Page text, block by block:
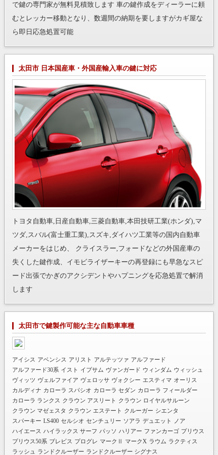
で鍵の専門家が無料見積致します 車の鍵作成をディーラーに頼
むとレッカー移動となり、数週間の納期を要しますがカギ屋な
ら即日応急処置可能
太田市 日本国産車・外国産輸入車の鍵に対応
トヨタ自動車,日産自動車,三菱自動車,本田技研工業(ホンダ),マ
ツダ,スバル(富士重工業),スズキ,ダイハツ工業等の国内自動車
メーカーをはじめ、 クライスラー,フォードなどの外国産車の
失くした鍵作成、イモビライザーキーの再登録にも早急なスピ
ード出張でかぎのアクシデントやハプニングを応急処置で解消
します
太田市で鍵製作可能な主な自動車車種
アイシス アベンシス アリスト アルテッツァ アルファード
アルファード30系 イスト イプサム ヴァンガード ウィンダム ウィッシュ
ヴィッツ ヴェルファイア ヴェロッサ ヴォクシー エスティマ オーリス
カルディナ カローラ スパシオ カローラ セダン カローラ フィールダー
カローラ ランクス クラウン アスリート クラウン ロイヤルサルーン
クラウン マゼェスタ クラウン エステート クルーガー シエンタ
スパーキー LS400 セルシオ センチュリー ソアラ デュエット
ノア
ハイエース ハイラックス サーフ パッソ ハリアー ファンカーゴ プリウス
プリウス50系 ブレビス プログレ マークⅡ マークX ラウム ラクティス
ラッシュ ランドクルーザー ランドクルーザー シグナス